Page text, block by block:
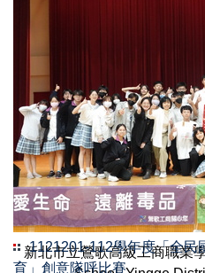
1121201-112學年度「全民
育」創意隊呼比賽
新北市立鶯歌高級工商職業